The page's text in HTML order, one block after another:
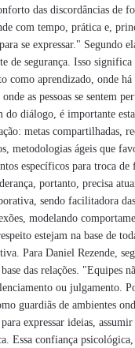
das discordâncias de
com tempo, prática e,
se expressar." Segundo
de segurança. Isso
como aprendizado, onde há
as pessoas se sentem
do diálogo, é importante
metas compartilhadas,
metodologias ágeis que
específicos para troca de
portanto, precisa
sendo facilitadora
modelando
estejam na base de
Para Daniel Rezende,
base das relações. "Equipes
ou julgamento.
guardiãs de ambientes
expressar ideias,
Essa confiança